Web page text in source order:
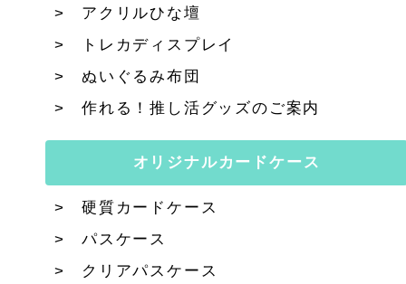
アクリルひな壇
トレカディスプレイ
ぬいぐるみ布団
作れる！推し活グッズのご案内
オリジナルカードケース
硬質カードケース
パスケース
クリアパスケース